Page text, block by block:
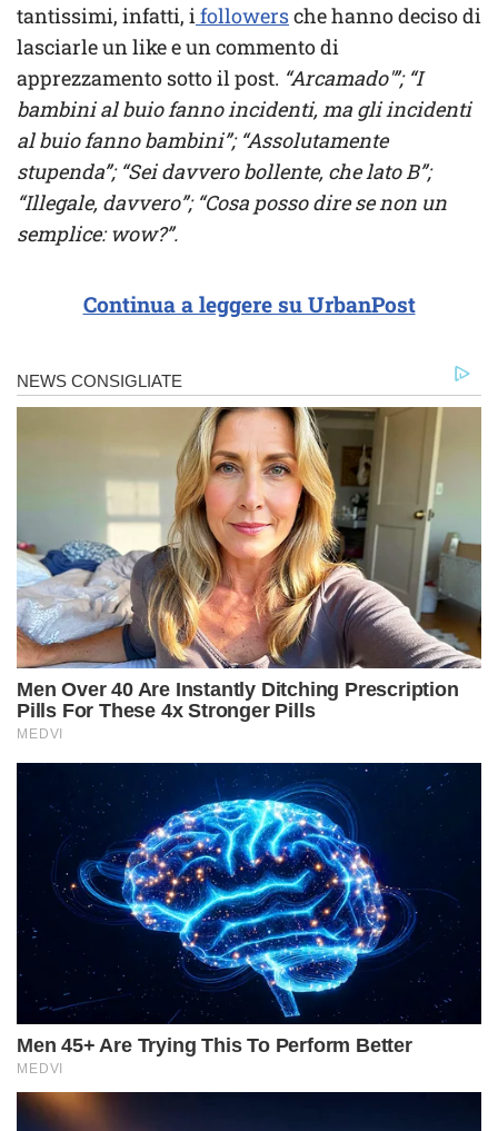
tantissimi, infatti, i followersche hanno deciso di
lasciarle un like e un commento di
apprezzamento sotto il post. “Arcamado'”; “I
bambini al buio fanno incidenti, ma gli incidenti
al buio fanno bambini”; “Assolutamente
stupenda”; “Sei davvero bollente, che lato B”;
“Illegale, davvero”; “Cosa posso dire se non un
semplice: wow?”.
Continua a leggere su UrbanPost